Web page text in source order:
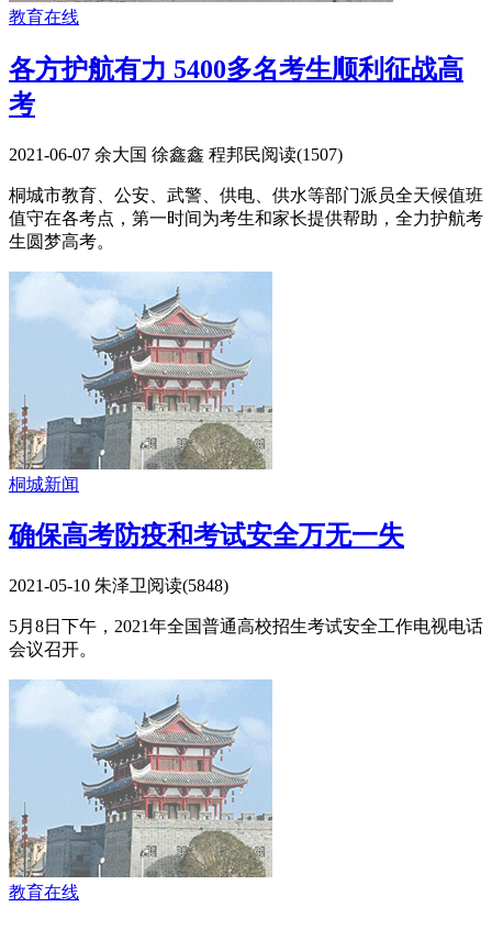
教育在线
各方护航有力 5400多名考生顺利征战高
考
2021-06-07 余大国 徐鑫鑫 程邦民阅读(1507)
桐城市教育、公安、武警、供电、供水等部门派员全天候值班
值守在各考点，第一时间为考生和家长提供帮助，全力护航考
生圆梦高考。
桐城新闻
确保高考防疫和考试安全万无一失
2021-05-10 朱泽卫阅读(5848)
5月8日下午，2021年全国普通高校招生考试安全工作电视电话
会议召开。
教育在线